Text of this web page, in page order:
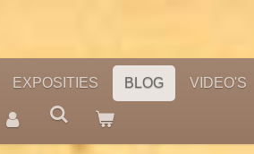
EXPOSITIES BLOG VIDEO'S